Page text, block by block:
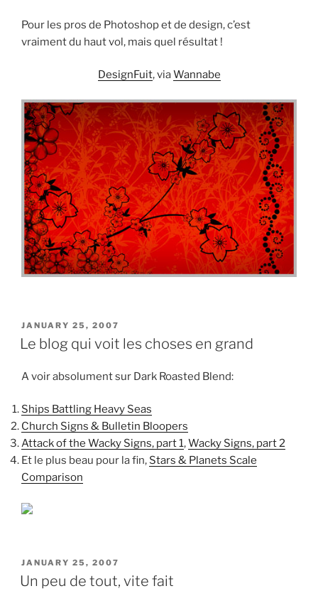
Pour les pros de Photoshop et de design, c’est
vraiment du haut vol, mais quel résultat !
DesignFuit, viaWannabe
POSTED
ON
JANUARY 25, 2007
Le blog qui voit les choses en grand
A voir absolument sur Dark Roasted Blend:
Ships Battling Heavy Seas
Church Signs & Bulletin Bloopers
Attack of the Wacky Signs, part 1,Wacky Signs, part 2
Et le plus beau pour la fin, Stars & Planets Scale
Comparison
POSTED
ON
JANUARY 25, 2007
Un peu de tout, vite fait